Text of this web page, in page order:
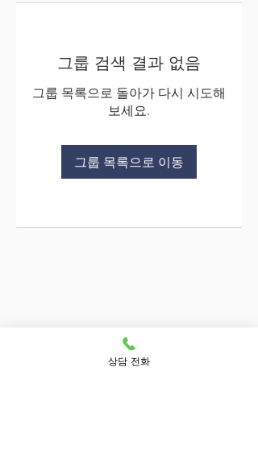
그룹 검색 결과 없음
그룹 목록으로 돌아가 다시 시도해
보세요.
그룹 목록으로 이동
상담 전화